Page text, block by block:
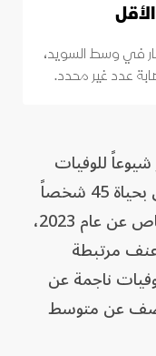
في وسط السويد،
للوفيات
المسجلة في هذه الفئة، حيث أودى بحياة 45 شخصاً
في عام 2024، أي أقل بثمانية أشخاص عن عام 2023،
مرتبطة
ناجمة عن
عن متوسط